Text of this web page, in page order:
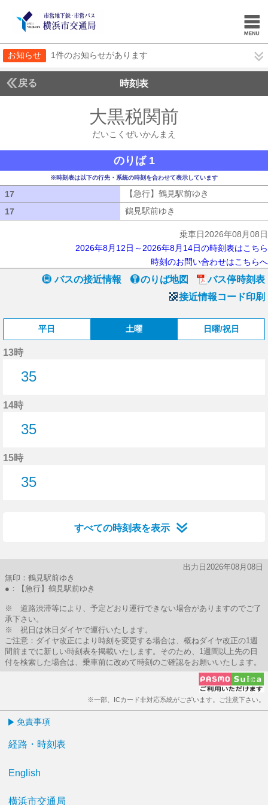
お知らせ 1件のお知らせがあります
戻る 時刻表
大黒税関前
だいこくぜいかんまえ
のりば 1
※時刻表は以下の行先・系統の時刻を合わせて表示しています
17 【急行】鶴見駅前ゆき
17
鶴見駅前ゆき
乗車日2026年08月08日
2026年8月12日～2026年8月14日の時刻表はこちら
時刻のお問い合わせはこちらへ
バスの接近情報 のりば地図
バス停時刻表
接近情報コード印刷
平日 土曜 日曜/祝日
13時
35
14時
35
15時
35
すべての時刻表を表示
出力日2026年08月08日
無印：鶴見駅前ゆき
●：【急行】鶴見駅前ゆき
※ 道路渋滞等により、予定どおり運行できない場合がありますのでご了
承下さい。
※ 祝日は休日ダイヤで運行いたします。
ご注意：ダイヤ改正により時刻を変更する場合は、概ねダイヤ改正の1週
間前までに新しい時刻表を掲載いたします。そのため、1週間以上先の日
付を検索した場合は、乗車前に改めて時刻のご確認をお願いいたします。
※一部、ICカード非対応系統がございます。ご注意下さい。
免責事項
経路・時刻表
English
横浜市交通局